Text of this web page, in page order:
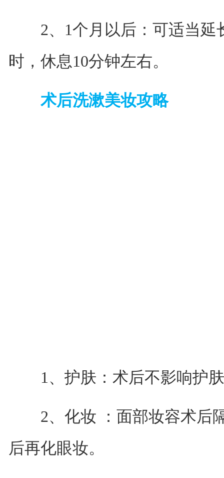
2、1个月以后：可适当延
时，休息10分钟左右。
术后洗漱美妆攻略
1、护肤：术后不影响护肤
2、化妆 ：面部妆容术后
后再化眼妆。